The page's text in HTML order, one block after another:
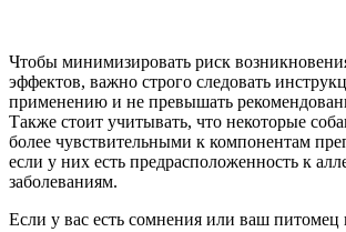
Чтобы минимизировать риск
эффектов, важно строго следовать
применению и не превышать
Также стоит учитывать, что некоторые
более чувствительными к компонентам
если у них есть предрасположенность к
заболеваниям.
Если у вас есть сомнения или ваш питомец